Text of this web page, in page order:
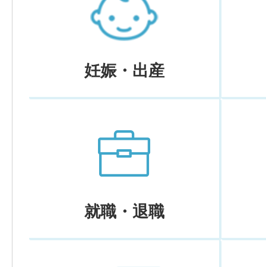
妊娠・出産
就職・退職